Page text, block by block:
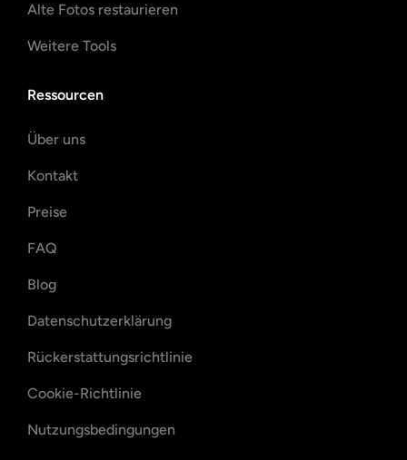
Alte Fotos restaurieren
Weitere Tools
Ressourcen
Über uns
Kontakt
Preise
FAQ
Blog
Datenschutzerklärung
Rückerstattungsrichtlinie
Cookie-Richtlinie
Nutzungsbedingungen